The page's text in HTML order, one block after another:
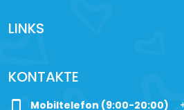
LINKS
KONTAKTE
phone_iphone Mobiltelefon (9:00-20:00)